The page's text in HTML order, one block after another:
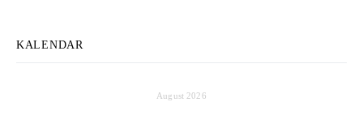
KALENDAR
August 2026